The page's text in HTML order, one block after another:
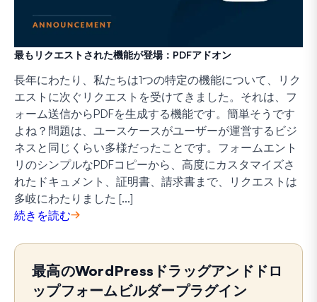
最もリクエストされた機能が登場：PDFアドオン
長年にわたり、私たちは1つの特定の機能について、リク
エストに次ぐリクエストを受けてきました。それは、フ
ォーム送信からPDFを生成する機能です。簡単そうです
よね？問題は、ユースケースがユーザーが運営するビジ
ネスと同じくらい多様だったことです。フォームエント
リのシンプルなPDFコピーから、高度にカスタマイズさ
れたドキュメント、証明書、請求書まで、リクエストは
多岐にわたりました [...]
続きを読む
最高のWordPressドラッグアンドドロ
ップフォームビルダープラグイン